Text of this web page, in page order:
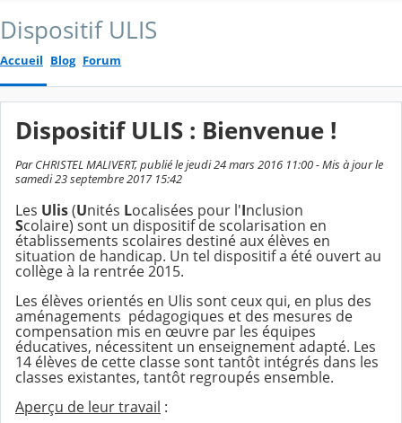
Dispositif ULIS
Accueil Blog Forum
Dispositif ULIS : Bienvenue !
Par CHRISTEL MALIVERT, publié le jeudi 24 mars 2016 11:00 - Mis à jour le
samedi 23 septembre 2017 15:42
Les Ulis(Unités Localisées pour l'Inclusion
Scolaire) sont un dispositif de scolarisation en
établissements scolaires destiné aux élèves en
situation de handicap. Un tel dispositif a été ouvert au
collège à la rentrée 2015.
Les élèves orientés en Ulis sont ceux qui, en plus des
aménagements pédagogiques et des mesures de
compensation mis en œuvre par les équipes
éducatives, nécessitent un enseignement adapté. Les
14 élèves de cette classe sont tantôt intégrés dans les
classes existantes, tantôt regroupés ensemble.
Aperçu de leur travail :